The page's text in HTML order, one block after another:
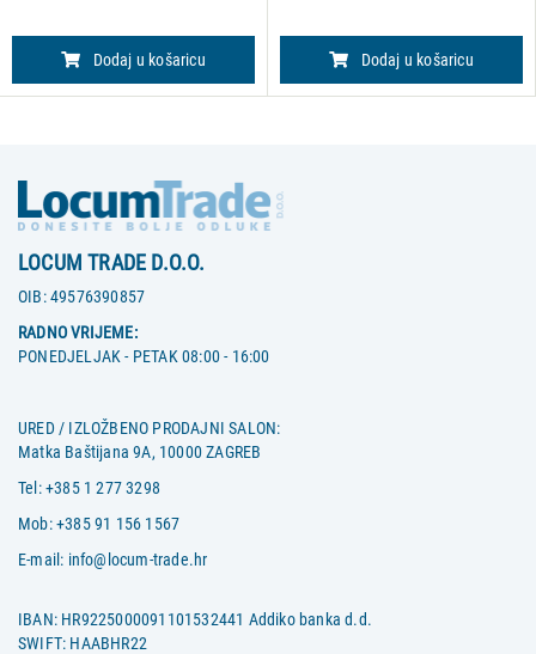
Dodaj u košaricu Dodaj u košaricu
LOCUM TRADE D.O.O.
OIB:49576390857
RADNO VRIJEME:
PONEDJELJAK - PETAK 08:00 - 16:00
URED / IZLOŽBENO PRODAJNI SALON:
Matka Baštijana 9A, 10000 ZAGREB
Tel:+385 1 277 3298
Mob:+385 91 156 1567
E-mail: info@locum-trade.hr
IBAN: HR9225000091101532441 Addiko banka d.d.
SWIFT: HAABHR22